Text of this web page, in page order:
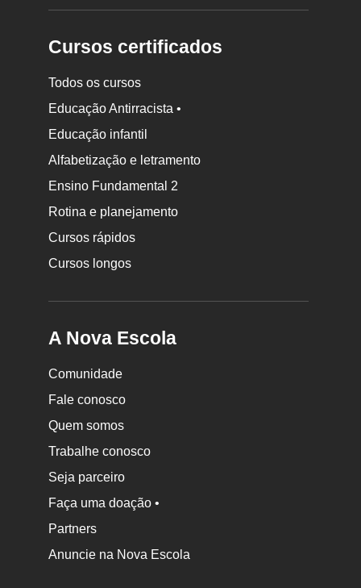
Cursos certificados
Todos os cursos
Educação Antirracista •
Educação infantil
Alfabetização e letramento
Ensino Fundamental 2
Rotina e planejamento
Cursos rápidos
Cursos longos
A Nova Escola
Comunidade
Fale conosco
Quem somos
Trabalhe conosco
Seja parceiro
Faça uma doação •
Partners
Anuncie na Nova Escola